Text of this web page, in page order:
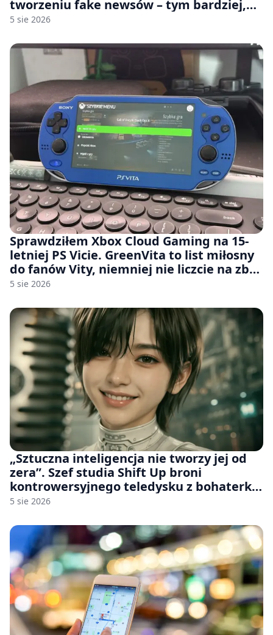
tworzeniu fake newsów – tym bardziej,
jeśli rozmawiasz z nimi po polsku
5 sie 2026
Sprawdziłem Xbox Cloud Gaming na 15-
letniej PS Vicie. GreenVita to list miłosny
do fanów Vity, niemniej nie liczcie na zbyt
wiele [FELIETON]
5 sie 2026
„Sztuczna inteligencja nie tworzy jej od
zera”. Szef studia Shift Up broni
kontrowersyjnego teledysku z bohaterką
Stellar Blade: Blood Rain
5 sie 2026